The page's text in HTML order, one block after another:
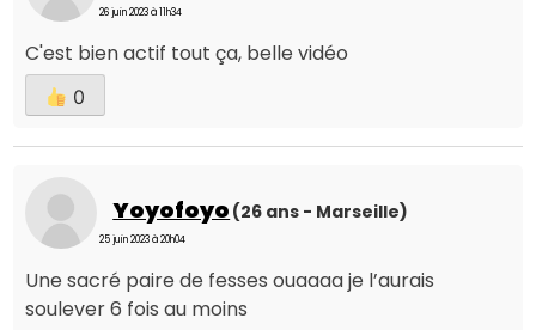
26 juin 2023 à 11h34
C'est bien actif tout ça, belle vidéo
0
Yoyofoyo (26 ans - Marseille)
25 juin 2023 à 20h04
Une sacré paire de fesses ouaaaa je l’aurais
soulever 6 fois au moins